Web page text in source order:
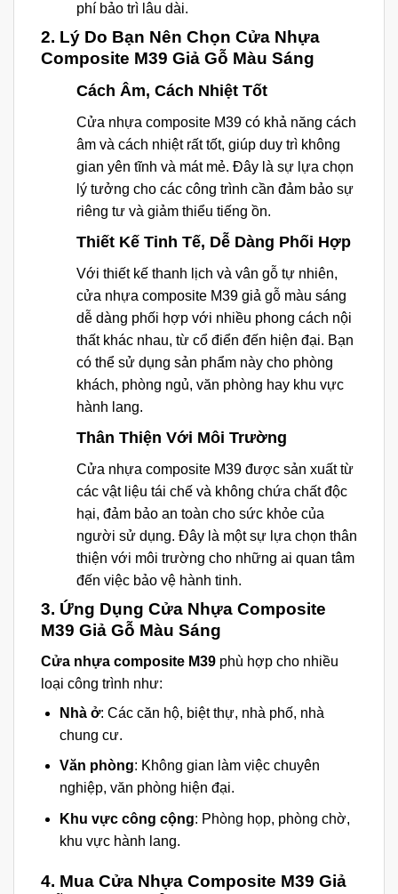
phí bảo trì lâu dài.
2. Lý Do Bạn Nên Chọn Cửa Nhựa
Composite M39 Giả Gỗ Màu Sáng
Cách Âm, Cách Nhiệt Tốt
Cửa nhựa composite M39 có khả năng cách
âm và cách nhiệt rất tốt, giúp duy trì không
gian yên tĩnh và mát mẻ. Đây là sự lựa chọn
lý tưởng cho các công trình cần đảm bảo sự
riêng tư và giảm thiểu tiếng ồn.
Thiết Kế Tinh Tế, Dễ Dàng Phối Hợp
Với thiết kế thanh lịch và vân gỗ tự nhiên,
cửa nhựa composite M39 giả gỗ màu sáng
dễ dàng phối hợp với nhiều phong cách nội
thất khác nhau, từ cổ điển đến hiện đại. Bạn
có thể sử dụng sản phẩm này cho phòng
khách, phòng ngủ, văn phòng hay khu vực
hành lang.
Thân Thiện Với Môi Trường
Cửa nhựa composite M39 được sản xuất từ
các vật liệu tái chế và không chứa chất độc
hại, đảm bảo an toàn cho sức khỏe của
người sử dụng. Đây là một sự lựa chọn thân
thiện với môi trường cho những ai quan tâm
đến việc bảo vệ hành tinh.
3. Ứng Dụng Cửa Nhựa Composite
M39 Giả Gỗ Màu Sáng
Cửa nhựa composite M39 phù hợp cho nhiều
loại công trình như:
Nhà ở: Các căn hộ, biệt thự, nhà phố, nhà
chung cư.
Văn phòng: Không gian làm việc chuyên
nghiệp, văn phòng hiện đại.
Khu vực công cộng: Phòng họp, phòng chờ,
khu vực hành lang.
4. Mua Cửa Nhựa Composite M39 Giả